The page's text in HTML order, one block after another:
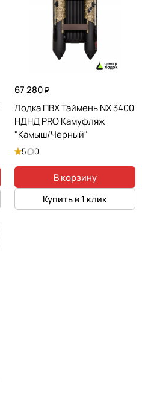
67 280 ₽
Лодка ПВХ Таймень NX 3400
НДНД PRO Камуфляж
"Камыш/Черный"
5 0
В корзину
Купить в 1 клик